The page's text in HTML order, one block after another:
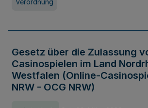
Verordnung
Gesetz über die Zulassung
Casinospielen im Land
Westfalen (Online-
NRW - OCG NRW)